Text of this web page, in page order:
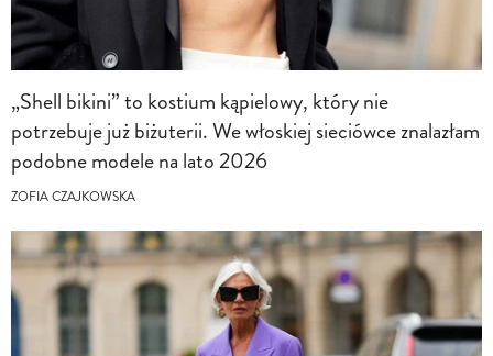
„Shell bikini” to kostium kąpielowy, który nie
potrzebuje już biżuterii. We włoskiej sieciówce znalazłam
podobne modele na lato 2026
ZOFIA CZAJKOWSKA